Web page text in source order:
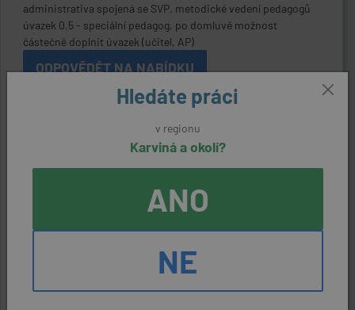
administrativa spojená se SVP, metodické vedení pedagogů
úvazek 0,5 - speciální pedagog, po domluvě možnost
částečně doplnit úvazek (učitel, AP)
ODPOVĚDĚT NA NABÍDKU
Základní škola Bohumín - Skřečoň 1.máje 217okres Karviná,
Hledáte práci
v regionu
Karviná a okolí?
ANO
NE